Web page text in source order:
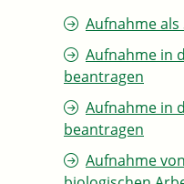
Aufnahme
Aufnahme in
beantragen
Aufnahme in
beantragen
Aufnahme